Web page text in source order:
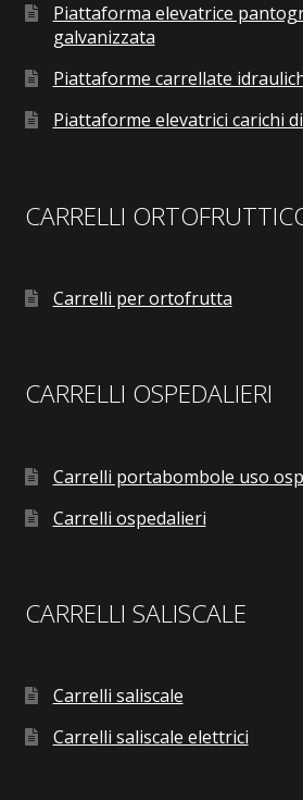
Piattaforma elevatrice
galvanizzata
Piattaforme carrellate
Piattaforme elevatrici carichi
CARRELLI
Carrelli per ortofrutta
CARRELLI OSPEDALIERI
Carrelli portabombole uso
Carrelli ospedalieri
CARRELLI SALISCALE
Carrelli saliscale
Carrelli saliscale elettrici